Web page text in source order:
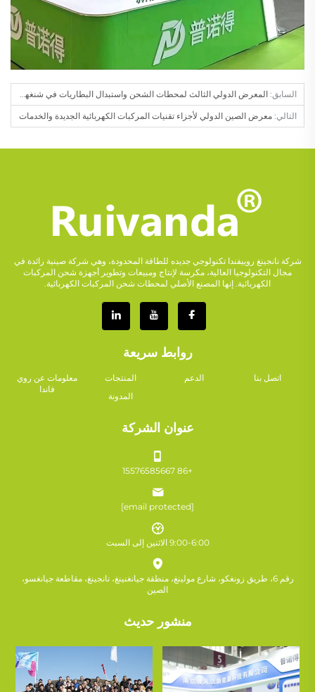
السابق: المعرض الدولي الثالث لمحطات الشحن واستبدال البطاريات في شنغهاي 2024
التالي: معرض الصين الدولي لأجزاء تقنيات المركبات الكهربائية الجديدة والخدمات
شركة نانجينغ روييفندا تكنولوجي جديده للطاقة المحدودة، وهي شركة صينية رائدة في
مجال التكنولوجيا العالية، مكرسة لإنتاج ومبيعات وتطوير أجهزة شحن المركبات
الكهربائية. إنها المصنع الأصلي لمحطات شحن المركبات الكهربائية.
روابط سريعة
معلومات عن روي
فاندا
المنتجات الدعم
اتصل بنا
المدونة
عنوان الشركة
+86 15576585667
[email protected]
9:00-6:00 الاثنين إلى السبت
رقم 6، طريق زونغكو، شارع مولينغ، منطقة جيانغنينغ، نانجينغ، مقاطعة جيانغسو،
الصين
منشور حديث